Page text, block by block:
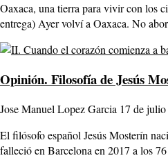
Oaxaca, una tierra para vivir con los
entrega) Ayer volví a Oaxaca. No
Opinión. Filosofía de Jesús
Jose Manuel Lopez Garcia 17 de
El filósofo español Jesús Mosterín
falleció en Barcelona en 2017 a los